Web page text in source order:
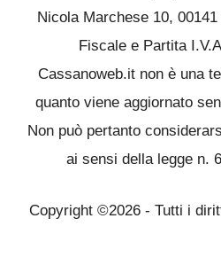
Nicola Marchese 10,
Fiscale e Partita
Cassanoweb.it non è una
quanto viene aggiornato
Non può pertanto
ai sensi della legge n.
Copyright ©2026 - Tutti i